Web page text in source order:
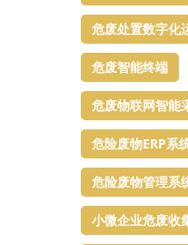
危废处置数字化
危废智能终端
危废物联网智能
危险废物ERP系
危险废物管理系
小微企业危废收